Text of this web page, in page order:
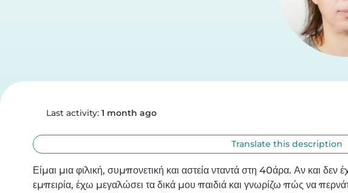
Last activity: 1 month ago
Translate this description
Είμαι μια φιλική, συμπονετική και αστεία νταντά στη 40άρα. Αν και
εμπειρία, έχω μεγαλώσει τα δικά μου παιδιά και γνωρίζω πώς να